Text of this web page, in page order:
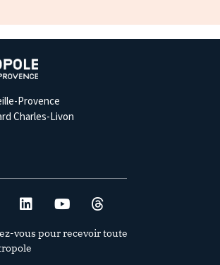
Provence
Charles-Livon
vous pour recevoir toute